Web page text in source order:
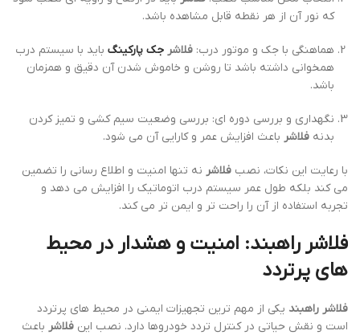
که نور آن از هر نقطه قابل مشاهده باشد.
هماهنگی با جک و موتور درب: فلاشر جک پارکینگ باید با سیستم درب
همخوانی داشته باشد تا روشن و خاموش شدن آن دقیق و همزمان
باشد.
نگهداری و بررسی دوره ای: بررسی وضعیت سیم کشی و تمیز کردن
بدنه فلاشر باعث افزایش عمر و کارایی آن می شود.
با رعایت این نکات، نصب فلاشر نه تنها امنیت و اطلاع رسانی را تضمین
می کند بلکه طول عمر سیستم درب اتوماتیک را افزایش می دهد و
تجربه استفاده از آن را راحت تر و ایمن تر می کند.
فلاشر راهبند: امنیت و هشدار در محیط
های پرتردد
فلاشر راهبند یکی از مهم ترین تجهیزات ایمنی در محیط های پرتردد
است و نقش حیاتی در کنترل تردد خودروها دارد. نصب این فلاشر باعث